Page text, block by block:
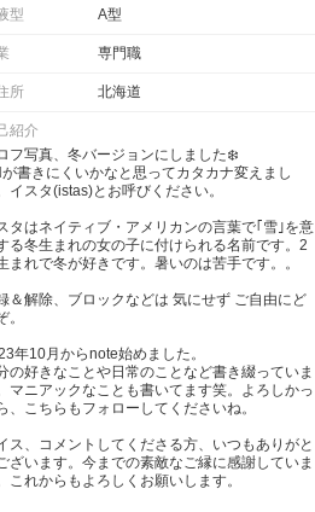
型 A型
専門職
所 北海道
紹介
フ写真、冬バージョンにしました❄️
書きにくいかなと思ってカタカナ変えまし
イスタ(istas)とお呼びください。
タはネイティブ・アメリカンの言葉で｢雪｣を意
る冬生まれの女の子に付けられる名前です。2
まれで冬が好きです。暑いのは苦手です。。
＆解除、ブロックなどは 気にせず ご自由にど
。
年10月からnote始めました。
の好きなことや日常のことなど書き綴っていま
マニアックなことも書いてます笑。よろしかっ
、こちらもフォローしてくださいね。
ス、コメントしてくださる方、いつもありがと
ざいます。今までの素敵なご縁に感謝していま
これからもよろしくお願いします。